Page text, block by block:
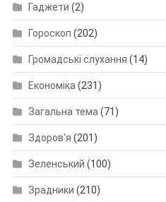
Гаджети (2)
Гороскоп (202)
Громадські слухання (14)
Економіка (231)
Загальна тема (71)
Здоров'я (201)
Зеленський (100)
Зрадники (210)